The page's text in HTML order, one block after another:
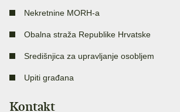
Nekretnine MORH-a
Obalna straža Republike Hrvatske
Središnjica za upravljanje osobljem
Upiti građana
Kontakt